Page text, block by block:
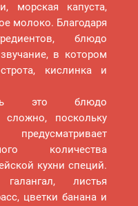
морская капуста,
молоко. Благодаря
блюдо
в котором
кислинка и
это блюдо
сложно, поскольку
количества
кухни специй.
листья
цветки банана и